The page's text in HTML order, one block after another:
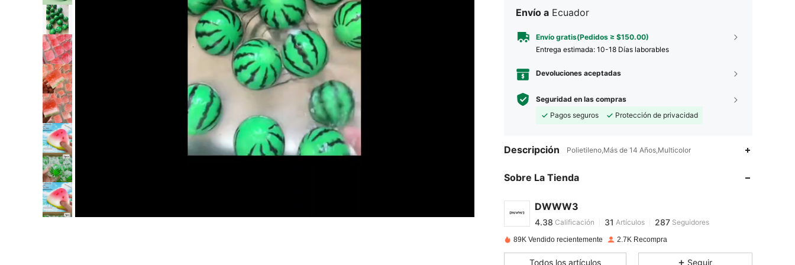
Envío a Ecuador
Envío gratis(Pedidos ≥ $150.00)
Entrega estimada: 10-18 Días laborables
Devoluciones aceptadas
Seguridad en las compras
Pagos seguros
Protección de privacidad
Descripción Polietileno,Más de 14 Años,Multicolor
Sobre La Tienda
DWWW3
4.38
4.38 Calificación 31 Artículos 287 Seguidores
4.38 31
287
4.38
89K Vendido recientemente 2.7K Recompra
Todos los artículos Seguir